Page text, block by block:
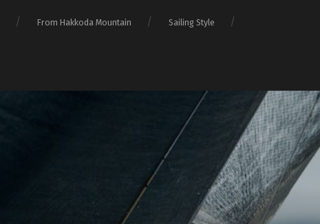
From Hakkoda Mountain Sailing Style